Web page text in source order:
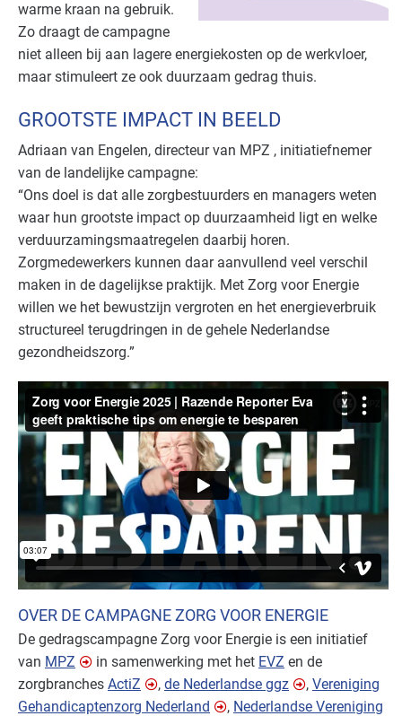
warme kraan na gebruik.
Zo draagt de campagne
niet alleen bij aan lagere energiekosten op de werkvloer,
maar stimuleert ze ook duurzaam gedrag thuis.
GROOTSTE IMPACT IN BEELD
Adriaan van Engelen, directeur van MPZ , initiatiefnemer
van de landelijke campagne:
“Ons doel is dat alle zorgbestuurders en managers weten
waar hun grootste impact op duurzaamheid ligt en welke
verduurzamingsmaatregelen daarbij horen.
Zorgmedewerkers kunnen daar aanvullend veel verschil
maken in de dagelijkse praktijk. Met Zorg voor Energie
willen we het bewustzijn vergroten en het energieverbruik
structureel terugdringen in de gehele Nederlandse
gezondheidszorg.”
OVER DE CAMPAGNE ZORG VOOR ENERGIE
De gedragscampagne Zorg voor Energie is een initiatief
van MPZ in samenwerking met het EVZ en de
zorgbranches ActiZ , de Nederlandse ggz , Vereniging
Gehandicaptenzorg Nederland
, Nederlandse Vereniging